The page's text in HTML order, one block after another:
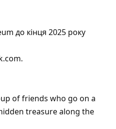
до кінця 2025 року
.
of friends who go on a
treasure along the